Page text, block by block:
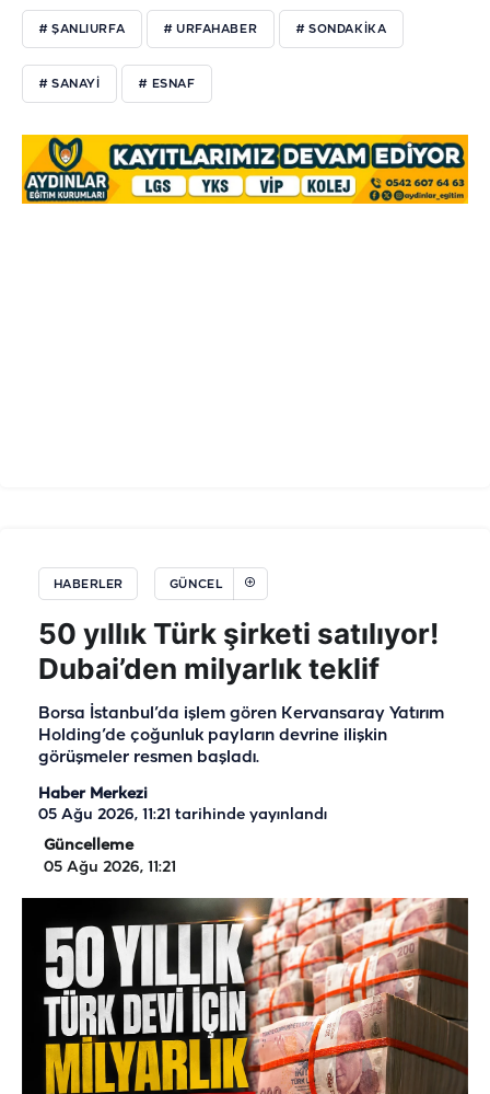
# ŞANLIURFA # URFAHABER # SONDAKİKA
# SANAYİ # ESNAF
HABERLER GÜNCEL
50 yıllık Türk şirketi satılıyor!
Dubai’den milyarlık teklif
Borsa İstanbul’da işlem gören Kervansaray Yatırım
Holding’de çoğunluk payların devrine ilişkin
görüşmeler resmen başladı.
Haber Merkezi
05 Ağu 2026, 11:21 tarihinde yayınlandı
Güncelleme
05 Ağu 2026, 11:21